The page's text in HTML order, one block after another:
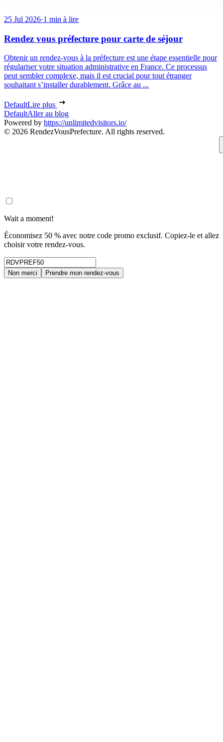
25 Jul 2026·1 min à lire
Rendez vous préfecture pour carte de séjour
Obtenir un rendez-vous à la préfecture est une étape essentielle pour
régulariser votre situation administrative en France. Ce processus
peut sembler complexe, mais il est crucial pour tout étranger
souhaitant s’installer durablement. Grâce au ...
DefaultLire plus
DefaultAller au blog
Powered by https://unlimitedvisitors.io/
© 2026 RendezVousPrefecture. All rights reserved.
Wait a moment!
Économisez 50 % avec notre code promo exclusif. Copiez-le et allez
choisir votre rendez-vous.
Non merci Prendre mon rendez-vous